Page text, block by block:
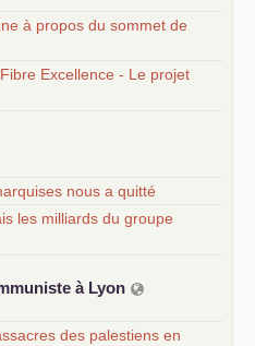
à propos du sommet de
Excellence - Le projet
nous a quitté
les milliards du groupe
à Lyon
des palestiens en